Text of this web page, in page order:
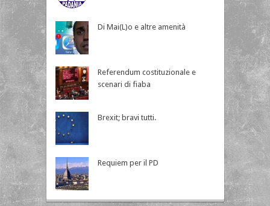
Di Mai(L)o e altre amenità
Referendum costituzionale e
scenari di fiaba
Brexit; bravi tutti.
Requiem per il PD